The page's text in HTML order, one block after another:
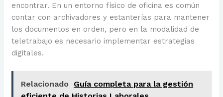
encontrar. En un entorno físico de oficina es común
contar con archivadores y estanterías para mantener
los documentos en orden, pero en la modalidad de
teletrabajo es necesario implementar estrategias
digitales.
Relacionado
Guía completa para la gestión